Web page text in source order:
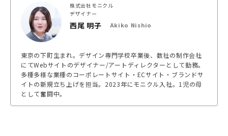
株式会社モニクル
デザイナー
西尾 明子 Akiko Nishio
東京の下町生まれ。デザイン専門学校卒業後、数社の制作会社
にてWebサイトのデザイナー/アートディレクターとして勤務。
多種多様な業種のコーポレートサイト・ECサイト・ブランドサ
イトの新規立ち上げを担当。2023年にモニクル入社。1児の母
として奮闘中。